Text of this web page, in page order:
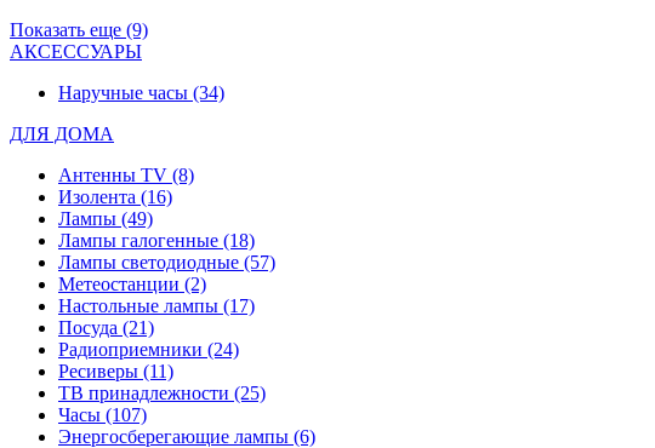
Показать еще (9)
АКСЕССУАРЫ
Наручные часы (34)
ДЛЯ ДОМА
Антенны TV (8)
Изолента (16)
Лампы (49)
Лампы галогенные (18)
Лампы светодиодные (57)
Метеостанции (2)
Настольные лампы (17)
Посуда (21)
Радиоприемники (24)
Ресиверы (11)
ТВ принадлежности (25)
Часы (107)
Энергосберегающие лампы (6)